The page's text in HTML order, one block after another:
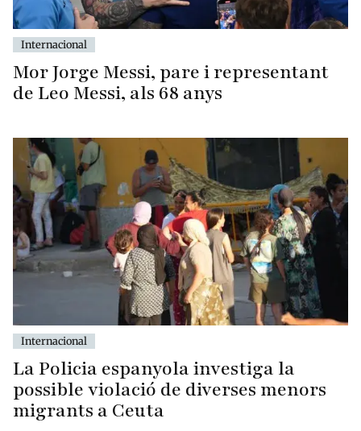
Internacional
Mor Jorge Messi, pare i representant
de Leo Messi, als 68 anys
Internacional
La Policia espanyola investiga la
possible violació de diverses menors
migrants a Ceuta